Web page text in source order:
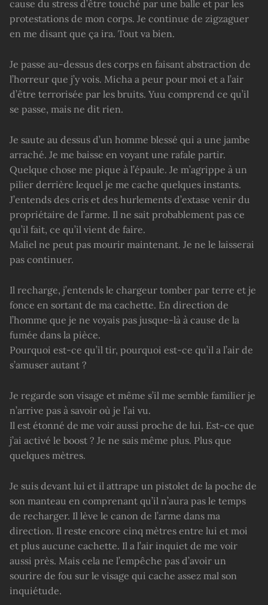
cause du stress d’être touché par une balle et par les
protestations de mon corps. Je continue de zigzaguer
en me disant que ça ira. Tout va bien.
Je passe au-dessus des corps en faisant abstraction de
l’horreur que j’y vois. Micha a peur pour moi et a l’air
d’être terrorisée par les bruits. Yuu comprend ce qu’il
se passe, mais ne dit rien.
Je saute au dessus d’un homme blessé qui a une jambe
arraché. Je me baisse en voyant une rafale partir.
Quelque chose me pique à l’épaule. Je m’agrippe à un
pilier derrière lequel je me cache quelques instants.
J’entends des cris et des hurlements d’extase venir du
propriétaire de l’arme. Il ne sait probablement pas ce
qu’il fait, ce qu’il vient de faire.
Maliel ne peut pas mourir maintenant. Je ne le laisserai
pas continuer.
Il recharge, j’entends le chargeur tomber par terre et je
fonce en sortant de ma cachette. En direction de
l’homme que je ne voyais pas jusque-là à cause de la
fumée dans la pièce.
Pourquoi est-ce qu’il tir, pourquoi est-ce qu’il a l’air de
s’amuser autant ?
Je regarde son visage et même s’il me semble familier je
n’arrive pas à savoir où je l’ai vu.
Il est étonné de me voir aussi proche de lui. Est-ce que
j’ai activé le boost ? Je ne sais même plus. Plus que
quelques mètres.
Je suis devant lui et il attrape un pistolet de la poche de
son manteau en comprenant qu’il n’aura pas le temps
de recharger. Il lève le canon de l’arme dans ma
direction. Il reste encore cinq mètres entre lui et moi
et plus aucune cachette. Il a l’air inquiet de me voir
aussi près. Mais cela ne l’empêche pas d’avoir un
sourire de fou sur le visage qui cache assez mal son
inquiétude.